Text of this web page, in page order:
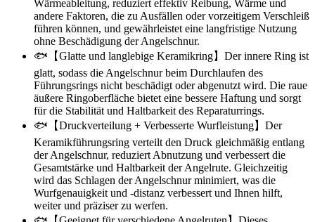
Wärmeableitung, reduziert effektiv Reibung, Wärme und
andere Faktoren, die zu Ausfällen oder vorzeitigem Verschleiß
führen können, und gewährleistet eine langfristige Nutzung
ohne Beschädigung der Angelschnur.
🐟【Glatte und langlebige Keramikring】Der innere Ring ist
glatt, sodass die Angelschnur beim Durchlaufen des
Führungsrings nicht beschädigt oder abgenutzt wird. Die raue
äußere Ringoberfläche bietet eine bessere Haftung und sorgt
für die Stabilität und Haltbarkeit des Reparaturrings.
🐟【Druckverteilung + Verbesserte Wurfleistung】Der
Keramikführungsring verteilt den Druck gleichmäßig entlang
der Angelschnur, reduziert Abnutzung und verbessert die
Gesamtstärke und Haltbarkeit der Angelrute. Gleichzeitig
wird das Schlagen der Angelschnur minimiert, was die
Wurfgenauigkeit und -distanz verbessert und Ihnen hilft,
weiter und präziser zu werfen.